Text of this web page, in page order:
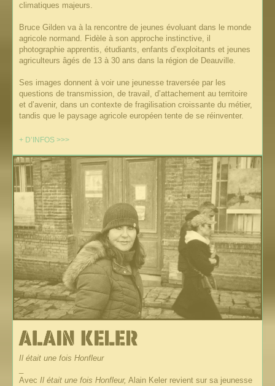
climatiques majeurs.
Bruce Gilden va à la rencontre de jeunes évoluant dans le monde
agricole normand. Fidèle à son approche instinctive, il
photographie apprentis, étudiants, enfants d’exploitants et jeunes
agriculteurs âgés de 13 à 30 ans dans la région de Deauville.
Ses images donnent à voir une jeunesse traversée par les
questions de transmission, de travail, d’attachement au territoire
et d’avenir, dans un contexte de fragilisation croissante du métier,
tandis que le paysage agricole européen tente de se réinventer.
+ D’INFOS >>>
Il était une fois Honfleur
Avec Il était une fois Honfleur, Alain Keler revient sur sa jeunesse